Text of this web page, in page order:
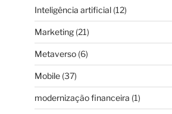
Inteligência artificial(12)
Marketing(21)
Metaverso(6)
Mobile(37)
modernização financeira (1)